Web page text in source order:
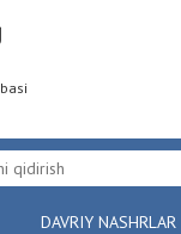
DAVRIY NASHRLAR